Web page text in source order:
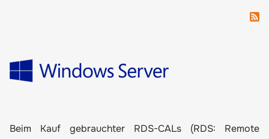
Beim Kauf gebrauchter RDS-CALs (RDS: Remote